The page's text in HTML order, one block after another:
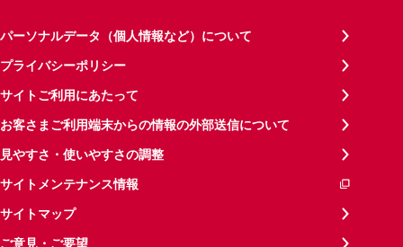
パーソナルデータ（個人情報など）について
プライバシーポリシー
サイトご利用にあたって
お客さまご利用端末からの情報の外部送信について
見やすさ・使いやすさの調整
サイトメンテナンス情報
サイトマップ
ご意見・ご要望